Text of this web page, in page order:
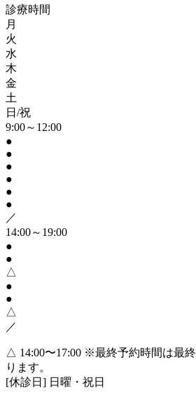
診療時間
月
火
水
木
金
土
日/祝
9:00～12:00
●
●
●
●
●
●
／
14:00～19:00
●
●
△
●
●
△
／
△ 14:00〜17:00 ※最終予約時間は最
ります。
[休診日] 日曜・祝日